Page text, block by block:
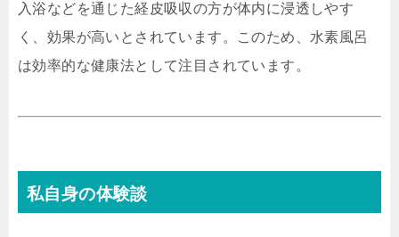
入浴などを通じた経皮吸収の方が体内に浸透しやす
く、効果が高いとされています。このため、水素風呂
は効率的な健康法として注目されています。
私自身の体験談